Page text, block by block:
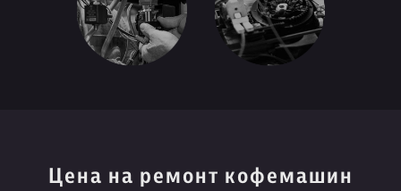
Цена на ремонт кофемашин